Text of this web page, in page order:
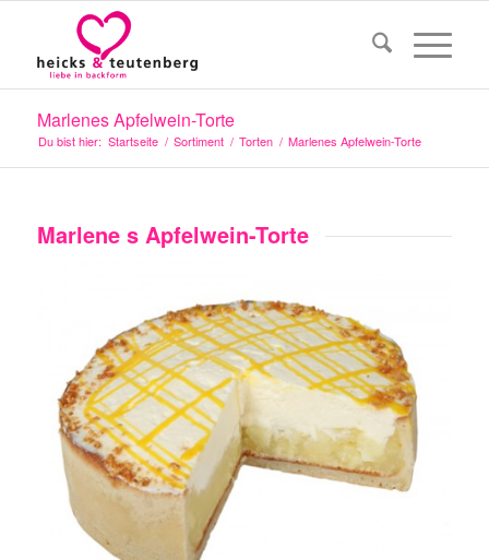
Marlenes Apfelwein-Torte
Du bist hier: Startseite / Sortiment / Torten / Marlenes Apfelwein-Torte
Marlene s Apfelwein-Torte